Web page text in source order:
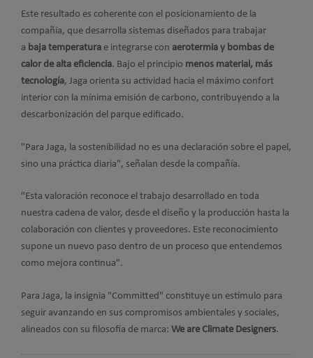
Este resultado es coherente con el posicionamiento de la
compañía, que desarrolla sistemas diseñados para trabajar
a baja temperatura e integrarse con aerotermia y bombas de
calor de alta eficiencia. Bajo el principio menos material, más
tecnología, Jaga orienta su actividad hacia el máximo confort
interior con la mínima emisión de carbono, contribuyendo a la
descarbonización del parque edificado.
"Para Jaga, la sostenibilidad no es una declaración sobre el papel,
sino una práctica diaria", señalan desde la compañía.
"Esta valoración reconoce el trabajo desarrollado en toda
nuestra cadena de valor, desde el diseño y la producción hasta la
colaboración con clientes y proveedores. Este reconocimiento
supone un nuevo paso dentro de un proceso que entendemos
como mejora continua".
Para Jaga, la insignia "Committed" constituye un estímulo para
seguir avanzando en sus compromisos ambientales y sociales,
alineados con su filosofía de marca: We are Climate Designers.